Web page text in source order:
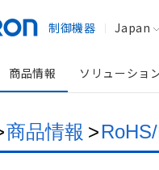
制御機器 Japan
商品情報 ソリューショ
商品情報 >